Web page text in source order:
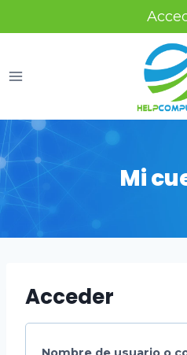
Mi
Acceder